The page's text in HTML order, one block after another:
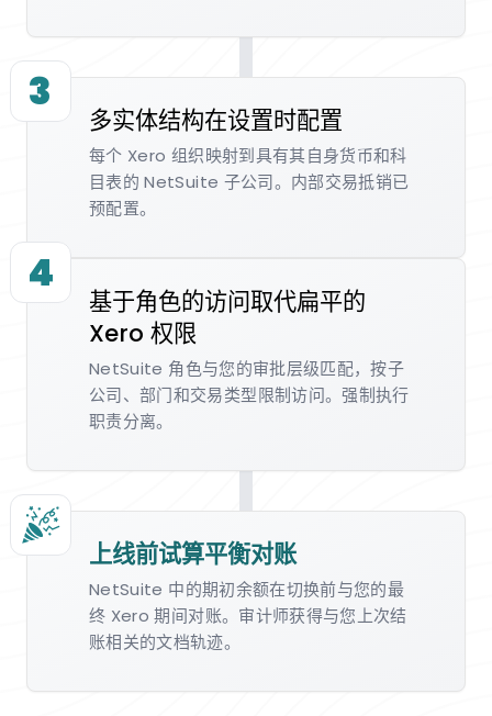
3
多实体结构在设置时配置
每个 Xero 组织映射到具有其自身货币和科
目表的 NetSuite 子公司。内部交易抵销已
预配置。
4
基于角色的访问取代扁平的
Xero 权限
NetSuite 角色与您的审批层级匹配，按子
公司、部门和交易类型限制访问。强制执行
职责分离。
上线前试算平衡对账
NetSuite 中的期初余额在切换前与您的最
终 Xero 期间对账。审计师获得与您上次结
账相关的文档轨迹。